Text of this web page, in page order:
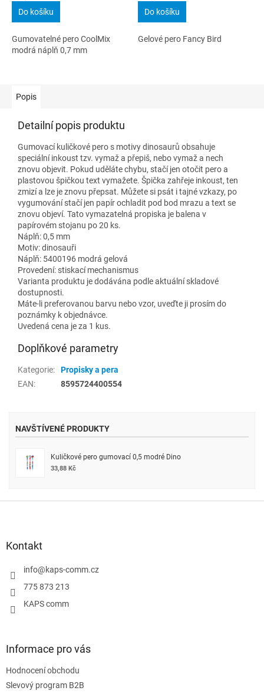
Do košíku
Gumovatelné pero CoolMix
modrá náplň 0,7 mm
Do košíku
Gelové pero Fancy Bird
Popis
Detailní popis produktu
Gumovací kuličkové pero s motivy dinosaurů obsahuje
speciální inkoust tzv. vymaž a přepiš, nebo vymaž a nech
znovu objevit. Pokud uděláte chybu, stačí jen otočit pero a
plastovou špičkou text vymažete. Špička zahřeje inkoust, ten
zmizí a lze je znovu přepsat. Můžete si psát i tajné vzkazy, po
vygumování stačí jen papír ochladit pod bod mrazu a text se
znovu objeví. Tato vymazatelná propiska je balena v
papírovém stojanu po 20 ks.
Náplň: 0,5 mm
Motiv: dinosauři
Náplň: 5400196 modrá gelová
Provedení: stiskací mechanismus
Varianta produktu je dodávána podle aktuální skladové
dostupnosti.
Máte-li preferovanou barvu nebo vzor, uveďte ji prosím do
poznámky k objednávce.
Uvedená cena je za 1 kus.
Doplňkové parametry
Kategorie:
Propisky a pera
EAN: 8595724400554
NAVŠTÍVENÉ PRODUKTY
Kuličkové pero gumovací 0,5 modré Dino
33,88 Kč
Kontakt
info@kaps-comm.cz
775 873 213
KAPS comm
Informace pro vás
Hodnocení obchodu
Slevový program B2B